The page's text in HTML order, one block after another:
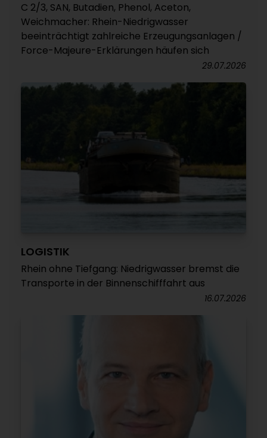
C 2/3, SAN, Butadien, Phenol, Aceton,
Weichmacher: Rhein-Niedrigwasser
beeinträchtigt zahlreiche Erzeugungsanlagen /
Force-Majeure-Erklärungen häufen sich
29.07.2026
LOGISTIK
Rhein ohne Tiefgang: Niedrigwasser bremst die
Transporte in der Binnenschifffahrt aus
16.07.2026